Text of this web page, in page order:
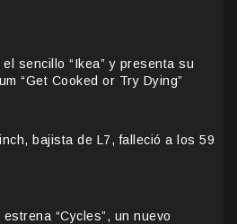
sencillo “Ikea” y presenta su
“Get Cooked or Try Dying”
bajista de L7, falleció a los 59
“Cycles”, un nuevo